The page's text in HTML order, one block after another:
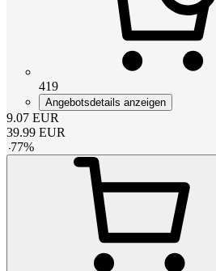
419
Angebotsdetails anzeigen
9.07 EUR
39.99 EUR
-77%